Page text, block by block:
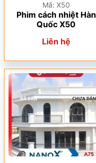
Mã: X50
Phim cách nhiệt Hàn
Quốc X50
Liên hệ